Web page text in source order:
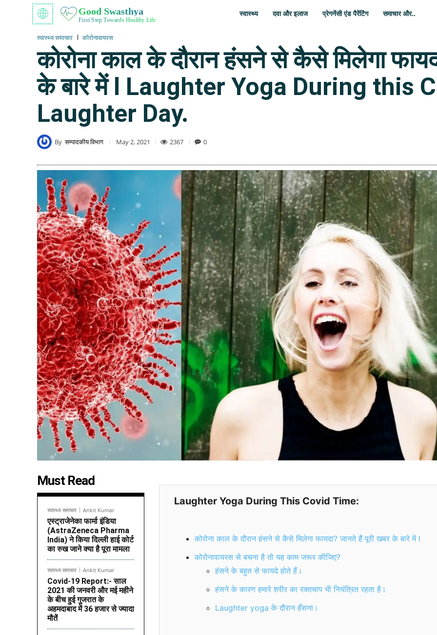
Good Swasthya
First Step Towards Healthy Life
स्वास्थ्य दवा और इलाज प्रेगनेंसी एंड पैरेंटिंग समाचार और..
स्वास्थ्य समाचार कोरोनावायरस
कोरोना काल के दौरान हंसने से कैसे मिलेगा
के बारे में l Laughter Yoga During this
Laughter Day.
By सम्पादकीय विभाग May 2, 2021 2367 0
Must Read
स्वास्थ्य समाचार Ankit Kumar
एस्ट्राजेनेका फार्मा इंडिया
(AstraZeneca Pharma
India) ने किया दिल्ली हाई कोर्ट
का रुख जाने क्या है पूरा मामला
स्वास्थ्य समाचार Ankit Kumar
Covid-19 Report:- साल
2021 की जनवरी और मई महीने
के बीच हुई गुजरात के
अहमदाबाद में 36 हजार से ज्यादा
मौतें
Laughter Yoga During This Covid Time:
कोरोना काल के दौरान हंसने से कैसे मिलेगा फायदा? जानते हैं पूरी खबर के बारे में l
कोरोनावायरस से बचना है तो यह काम जरूर कीजिए?
हंसने के बहुत से फायदे होते हैं।
हंसने के कारण हमारे शरीर का रक्तचाप भी नियंत्रित रहता है।
Laughter yoga के दौरान हँसना।